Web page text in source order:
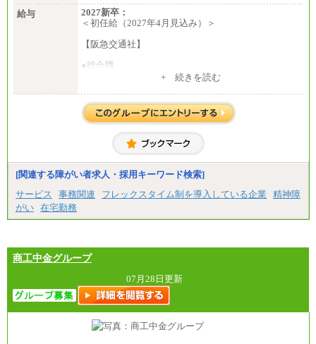
給与
2027新卒：
＜初任給（2027年4月見込み）＞
【阪急交通社】
●総合職
(※3)、239,000円(※4)、237,000円（※5）
・専門・短大卒
(※3)、218,500円(※4)、216,500円（※5）
※1…東京都、埼玉県、千葉県、神奈川県
※2…大阪府、京都府、兵庫県、滋賀県
※3…愛知県、静岡県
※4…北海道、宮城県、栃木県、群馬県、長野県、新
県、福島県、山形県
・月給には一律地域手当を含んだ金額を表示
（一律地域手当：※1…36,000円、※2…33,000円、
※3…28,000円、※4…25,000円、※5…23,000円）
・試用期間中も給与変更なし
●基幹職（地域限定社員）
・大学・院卒／月給185,000 円～219,000 円 ※勤務地
+ 続きを読む
[関連する障がい者求人・採用キーワード検索]
サービス
事務関連 フレックスタイム制を導入している企業
精神障
がい 在宅勤務
商工中金グループ
07月28日更新